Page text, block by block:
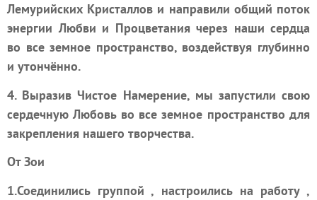
Лемурийских Кристаллов и направили общий поток
энергии Любви и Процветания через наши сердца
во все земное пространство, воздействуя глубинно
и утончённо.
4. Выразив Чистое Намерение, мы запустили свою
сердечную Любовь во все земное пространство для
закрепления нашего творчества.
От Зои
1.Соединились группой , настроились на работу ,